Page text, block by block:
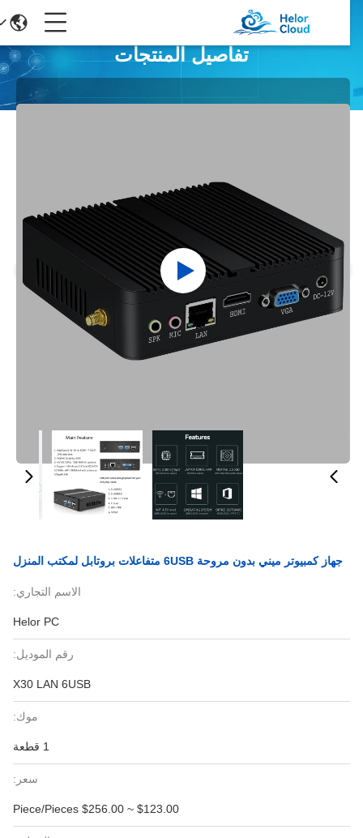
تفاصيل المنتجات
جهاز كمبيوتر ميني بدون مروحة 6USB متفاعلات بروتابل لمكتب المنزل
الاسم التجاري:
Helor PC
رقم الموديل:
X30 LAN 6USB
موك:
سعر:
$123.00 ~ $256.00 Piece/Pieces